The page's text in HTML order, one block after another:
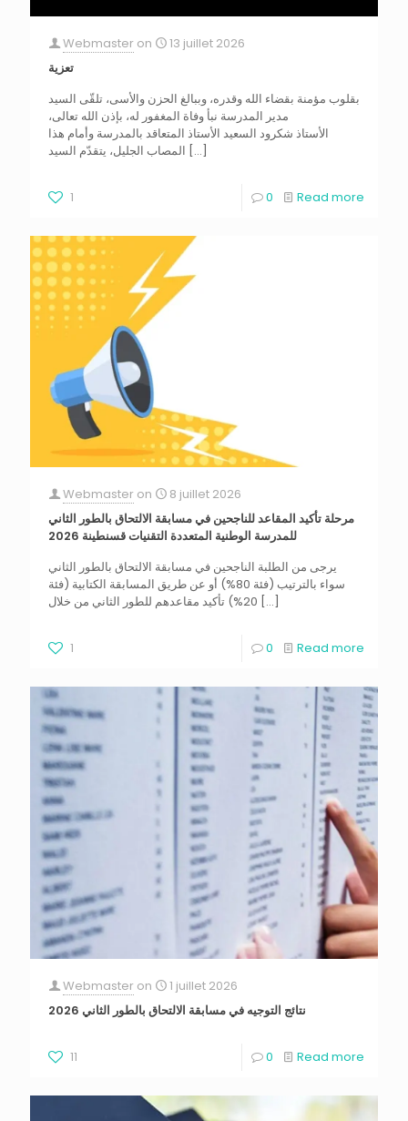
Webmaster on
13 juillet 2026
تعزية
بقلوب مؤمنة بقضاء الله وقدره، وببالغ الحزن والأسى، تلقّى السيد
مدير المدرسة نبأ وفاة المغفور له، بإذن الله تعالى،
الأستاذ شكرود السعيد الأستاذ المتعاقد بالمدرسة وأمام هذا
المصاب الجليل، يتقدّم السيد […]
1 0 Read more
Webmaster on
8 juillet 2026
مرحلة تأكيد المقاعد للناجحين في مسابقة الالتحاق بالطور الثاني
للمدرسة الوطنية المتعددة التقنيات قسنطينة 2026
يرجى من الطلبة الناجحين في مسابقة الالتحاق بالطور الثاني
سواء بالترتيب (فئة 80%) أو عن طريق المسابقة الكتابية (فئة
20%) تأكيد مقاعدهم للطور الثاني من خلال […]
1 0 Read more
Webmaster on
1 juillet 2026
نتائج التوجيه في مسابقة الالتحاق بالطور الثاني 2026
11 0 Read more